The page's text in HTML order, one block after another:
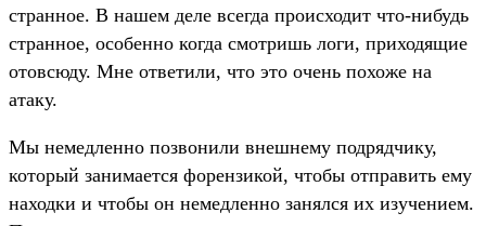
странное. В нашем деле всегда происходит что-нибудь
странное, особенно когда смотришь логи, приходящие
отовсюду. Мне ответили, что это очень похоже на
атаку.
Мы немедленно позвонили внешнему подрядчику,
который занимается форензикой, чтобы отправить ему
находки и чтобы он немедленно занялся их изучением.